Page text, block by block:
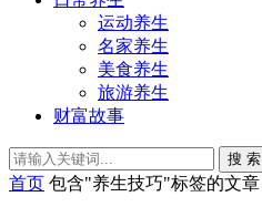
运动养生
名家养生
美食养生
旅游养生
财富故事
搜 索
首页 包含"养生技巧"标签的文章